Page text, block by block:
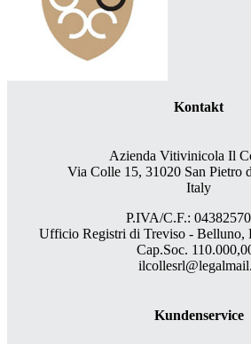
Kontakt
Azienda Vitivinicola Il
Via Colle 15, 31020 San Pietro
Italy
P.IVA/C.F.:
Ufficio Registri di Treviso -
Cap.Soc.
Kundenservice